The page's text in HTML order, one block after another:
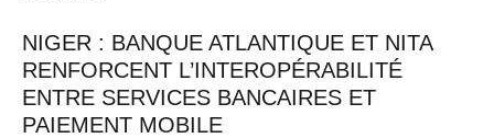
NIGER : BANQUE ATLANTIQUE ET NITA
RENFORCENT L’INTEROPÉRABILITÉ
ENTRE SERVICES BANCAIRES ET
PAIEMENT MOBILE